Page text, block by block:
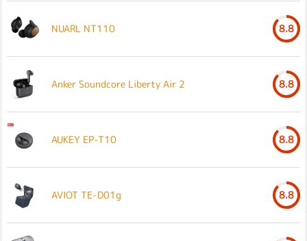
NUARL NT110 8.8
Anker Soundcore Liberty Air 2 8.8
AUKEY EP-T10 8.8
AVIOT TE-D01g 8.8